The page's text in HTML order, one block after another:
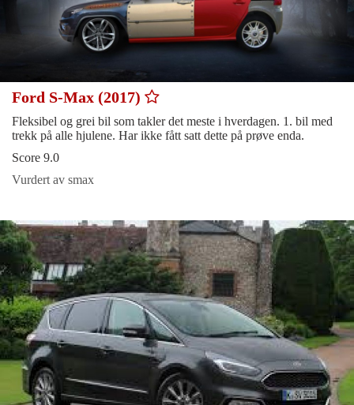
Ford S-Max (2017)
Fleksibel og grei bil som takler det meste i hverdagen. 1. bil med
trekk på alle hjulene. Har ikke fått satt dette på prøve enda.
Score 9.0
Vurdert av smax